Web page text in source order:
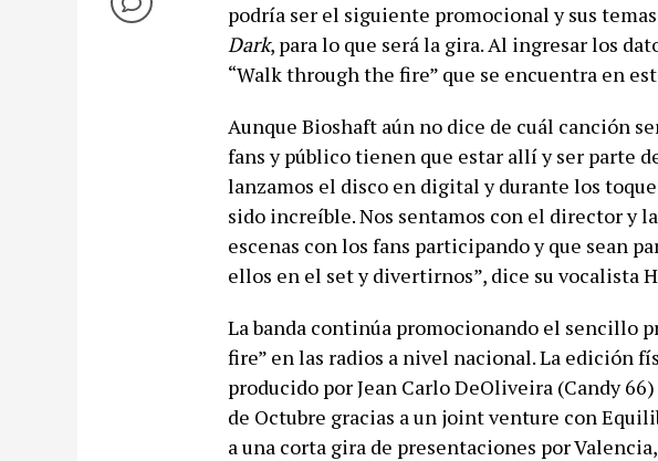
podría ser el siguiente promocional y sus
Dark, para lo que será la gira. Al ingresar los
“Walk through the fire” que se encuentra en
Aunque Bioshaft aún no dice de cuál canción
fans y público tienen que estar allí y ser parte
lanzamos el disco en digital y durante los
sido increíble. Nos sentamos con el director y
escenas con los fans participando y que sean
ellos en el set y divertirnos”, dice su vocalista
La banda continúa promocionando el sencillo
fire” en las radios a nivel nacional. La edición
producido por Jean Carlo DeOliveira (Candy
de Octubre gracias a un joint venture con
a una corta gira de presentaciones por